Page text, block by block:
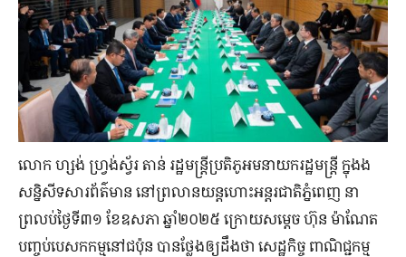
លោក ហ្សង់ ហ្វ្រង់ស្វ័រ តាន់ រដ្ឋមន្រ្តីប្រតិភូអមនាយករដ្ឋមន្រ្តី ក្នុងង
សន្និសីទសារព័ត៌មាន នៅព្រលានយន្តហោះអន្តរជាតិភ្នំពេញ នា
ព្រលប់ថ្ងៃទី៣១ ខែឧសភា ឆ្នាំ២០២៥ ក្រោយសម្តេច ហ៊ុន ម៉ាណែត
បញ្ចប់បេសកកម្មនៅជប៉ុន បានថ្លែងឲ្យដឹងថា សេដ្ឋកិច្ច ពាណិជ្ជកម្ម